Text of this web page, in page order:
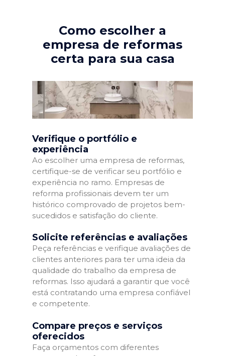
Como escolher a
empresa de reformas
certa para sua casa
Verifique o portfólio e
experiência
Ao escolher uma empresa de reformas,
certifique-se de verificar seu portfólio e
experiência no ramo. Empresas de
reforma profissionais devem ter um
histórico comprovado de projetos bem-
sucedidos e satisfação do cliente.
Solicite referências e avaliações
Peça referências e verifique avaliações de
clientes anteriores para ter uma ideia da
qualidade do trabalho da empresa de
reformas. Isso ajudará a garantir que você
está contratando uma empresa confiável
e competente.
Compare preços e serviços
oferecidos
Faça orçamentos com diferentes